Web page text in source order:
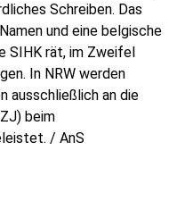
Schreiben. Das
und eine belgische
SIHK rät, im Zweifel
In NRW werden
ausschließlich an die
beim
/ AnS